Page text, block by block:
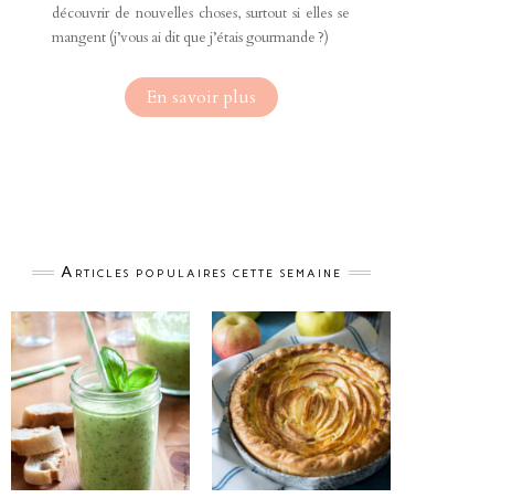
découvrir de nouvelles choses, surtout si elles se
mangent (j’vous ai dit que j’étais gourmande ?)
En savoir plus
Articles populaires cette semaine